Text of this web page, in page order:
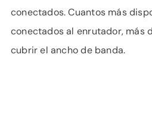
conectados. Cuantos más
conectados al enrutador, más
cubrir el ancho de banda.